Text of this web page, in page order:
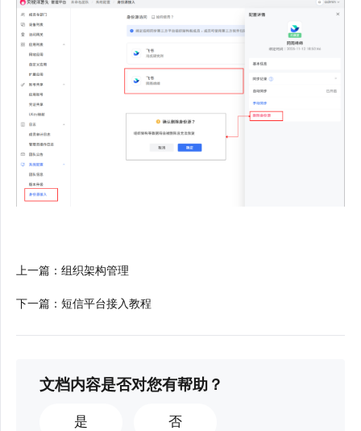
上一篇 ：组织架构管理
下一篇 ：短信平台接入教程
文档内容是否对您有帮助？
是 否